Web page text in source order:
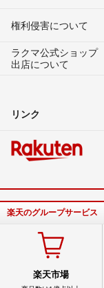
権利侵害について
ラクマ公式ショップ
出店について
リンク
楽天のグループサービス
楽天市場